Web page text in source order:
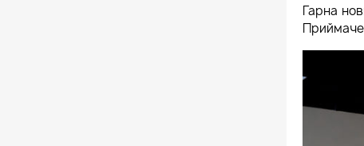
Гарна